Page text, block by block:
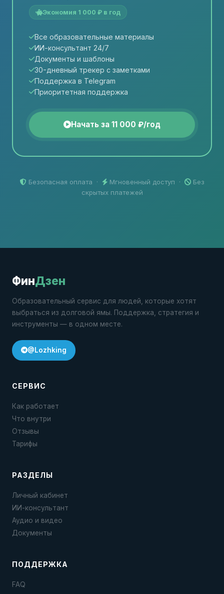
Экономия 1 000 ₽ в год
Все образовательные материалы
ИИ-консультант 24/7
Документы и шаблоны
30-дневный трекер с заметками
Поддержка в Telegram
Приоритетная поддержка
Начать за 11 000 ₽/год
Безопасная оплата · Мгновенный доступ ·
Без
скрытых платежей
ФинДзен
Образовательный сервис для людей, которые хотят
выбраться из долговой ямы. Поддержка, стратегия и
инструменты — в одном месте.
@Lozhking
СЕРВИС
Как работает
Что внутри
Отзывы
Тарифы
РАЗДЕЛЫ
Личный кабинет
ИИ-консультант
Аудио и видео
Документы
ПОДДЕРЖКА
FAQ